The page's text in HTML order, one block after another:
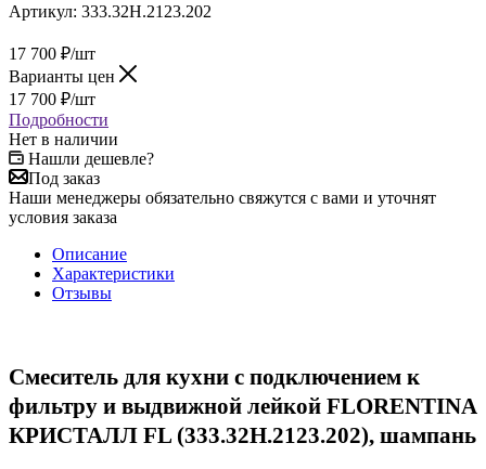
Артикул: 333.32H.2123.202
17 700 ₽/шт
Варианты цен
17 700 ₽/шт
Подробности
Нет в наличии
Нашли дешевле?
Под заказ
Наши менеджеры обязательно свяжутся с вами и уточнят
условия заказа
Описание
Характеристики
Отзывы
Смеситель для кухни с подключением к
фильтру и выдвижной лейкой FLORENTINA
КРИСТАЛЛ FL (333.32H.2123.202), шампань